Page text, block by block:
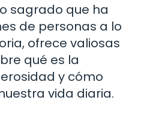
sagrado que ha
de personas a lo
ofrece valiosas
qué es la
y cómo
vida diaria.